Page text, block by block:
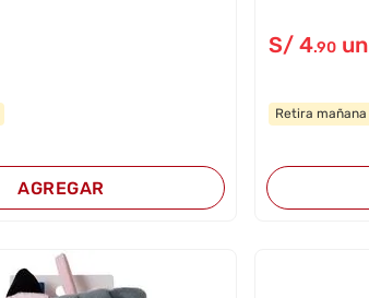
AGREGAR
S/4.90 un
Retira mañana